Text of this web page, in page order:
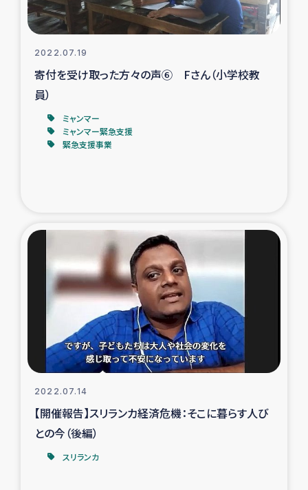
インターン・ボランティア日誌
居場所づくり
ガザ空爆被災者への食料支援と農家生産支援
ガザ地区における被災住民への緊急支援
ガザ地区酪農を通した女性グループの生計支援
ふりかけ普及と食生活改善による栄養改善事業
フェアトレード事業
緊急支援事業
女性の生計向上を通じた子どもの栄養改善事業
2022.07.19
寄付を受け取った方々の声⑥ Fさん（小学校教
員）
ミャンマー
ミャンマー緊急支援
緊急支援事業
2022.07.14
【開催報告】スリランカ経済危機：そこに暮らす人び
との今（後編）
スリランカ